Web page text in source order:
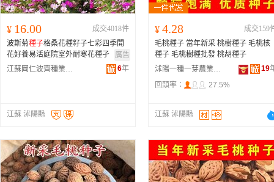
¥ 16.00
成交4018件
波斯菊種子格桑花種籽子七彩四季開
花好養易活庭院室外耐寒花種孑
廣告
江蘇岡仁波齊種業有限公司
6年
江蘇 沭陽縣
¥ 4.28
成交159
毛桃種子 當年新采 桃樹種子 毛桃核
種子 毛桃樹種批發 桃胡種子
沭陽一種一芽農業科技有限公司
19
回頭率：
27.5%
江蘇 沭陽縣